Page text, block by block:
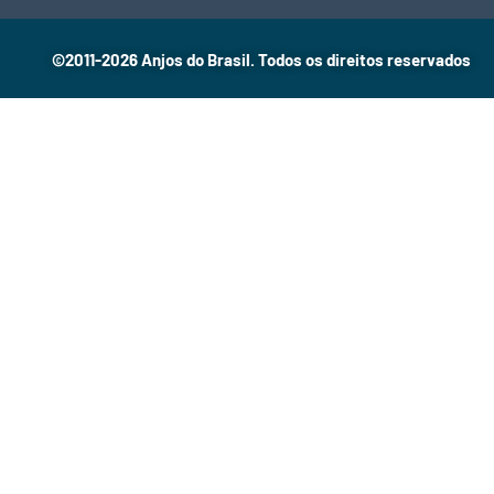
©2011-2026 Anjos do Brasil. Todos os direitos reservados